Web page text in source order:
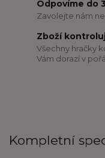
Odpovíme do
Zavolejte nám
Zboží
Všechny hračky
Vám dorazí v
Kompletní